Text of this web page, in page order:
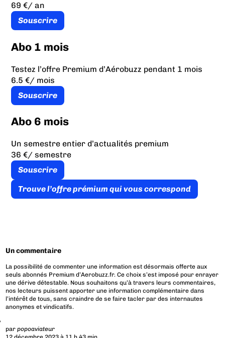
69 €/ an
Souscrire
Abo 1 mois
Testez l’offre Premium d’Aérobuzz pendant 1 mois
6.5 €/ mois
Souscrire
Abo 6 mois
Un semestre entier d’actualités premium
36 €/ semestre
Souscrire
Trouve l’offre prémium qui vous correspond
Un commentaire
La possibilité de commenter une information est désormais offerte aux
seuls abonnés Premium d’Aerobuzz.fr. Ce choix s’est imposé pour enrayer
une dérive détestable. Nous souhaitons qu’à travers leurs commentaires,
nos lecteurs puissent apporter une information complémentaire dans
l’intérêt de tous, sans craindre de se faire tacler par des internautes
anonymes et vindicatifs.
parpopoaviateur